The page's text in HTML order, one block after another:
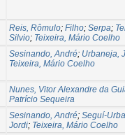
Reis, Rômulo; Filho; Serpa;
Silvio; Teixeira, Mário Coelho
Sesinando, André; Urbaneja,
Teixeira, Mário Coelho
Nunes, Vitor Alexandre da
Patrício Sequeira
Sesinando, André; Seguí-
Jordi; Teixeira, Mário Coelho